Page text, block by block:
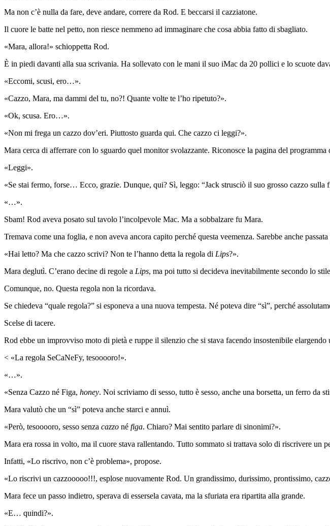
Ma non c’è nulla da fare, deve andare, correre da Rod. E beccarsi il cazziatone.
Il cuore le batte nel petto, non riesce nemmeno ad immaginare che cosa abbia fatto di sbagliato.
«Mara, allora!» schioppetta Rod.
È in piedi davanti alla sua scrivania. Ha sollevato con le mani il suo iMac da 20 pollici e lo scuote
«Eccomi, scusi, ero…».
«Cazzo, Mara, ma dammi del tu, no?! Quante volte te l’ho ripetuto?».
«Ok, scusa. Ero…».
«Non mi frega un cazzo dov’eri. Piuttosto guarda qui. Che cazzo ci leggi?».
Mara cerca di afferrare con lo sguardo quel monitor svolazzante. Riconosce la pagina del
«Leggi».
«Se stai fermo, forse… Ecco, grazie. Dunque, qui? Sì, leggo: “Jack strusciò il suo grosso cazzo sulla
«…».
Sbam! Rod aveva posato sul tavolo l’incolpevole Mac. Ma a sobbalzare fu Mara.
Tremava come una foglia, e non aveva ancora capito perché questa veemenza. Sarebbe anche passata
«Hai letto? Ma che cazzo scrivi? Non te l’hanno detta la regola di Lips?».
Mara deglutì. C’erano decine di regole a Lips, ma poi tutto si decideva inevitabilmente secondo lo
Comunque, no. Questa regola non la ricordava.
Se chiedeva “quale regola?” si esponeva a una nuova tempesta. Né poteva dire “sì”, perché
Scelse di tacere.
Rod ebbe un improvviso moto di pietà e ruppe il silenzio che si stava facendo insostenibile elargendo
< «La regola SeCaNeFy, tesooooro!».
«…».
«Senza Cazzo né Figa, honey. Noi scriviamo di sesso, tutto è sesso, anche una borsetta, un ferro da
Mara valutò che un “sì” poteva anche starci e annuì.
«Però, tesooooro, sesso senza cazzo né figa. Chiaro? Mai sentito parlare di sinonimi?».
Mara era rossa in volto, ma il cuore stava rallentando. Tutto sommato si trattava solo di riscrivere un
Infatti, «Lo riscrivo, non c’è problema», propose.
«Lo riscrivi un cazzooooo!!!, esplose nuovamente Rod. Un grandissimo, durissimo, prontissimo,
Mara fece un passo indietro, sperava di essersela cavata, ma la sfuriata era ripartita alla grande.
«E… quindi?».